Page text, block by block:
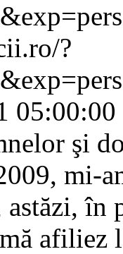
?
şi
mi-
în
afiliez